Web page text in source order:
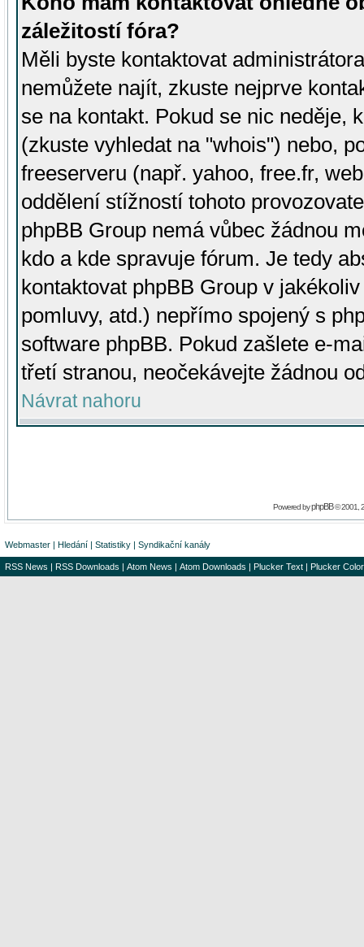
záležitostí fóra?
Měli byste kontaktovat
nemůžete najít, zkuste nejprve
se na kontakt. Pokud se nic neděje,
(zkuste vyhledat na "whois") nebo,
freeserveru (např. yahoo, free.fr,
oddělení stížností tohoto
phpBB Group nemá vůbec žádnou
kdo a kde spravuje fórum. Je tedy
kontaktovat phpBB Group v
pomluvy, atd.) nepřímo spojený s
software phpBB. Pokud zašlete e-
třetí stranou, neočekávejte žádnou
Návrat nahoru
Powered byphpBB© 2001,
Webmaster | Hledání | Statistiky | Syndikační kanály
RSS News | RSS Downloads | Atom News | Atom Downloads | Plucker Text | Plucker Color